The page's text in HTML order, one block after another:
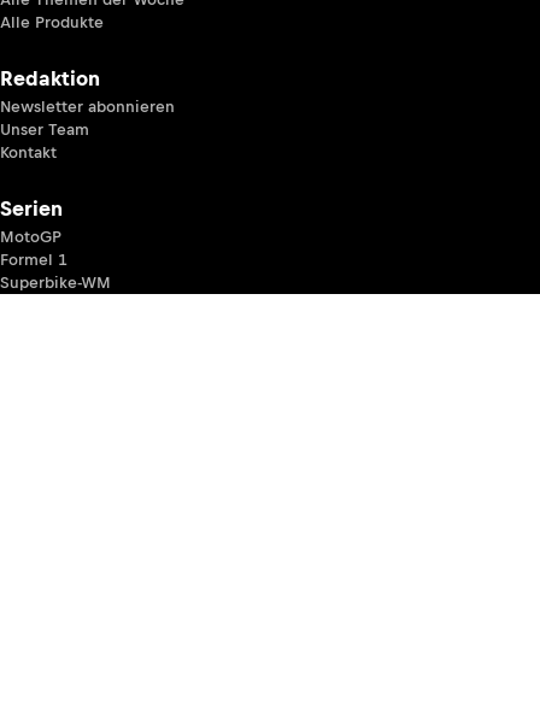
Alle Produkte
Redaktion
Newsletter abonnieren
Unser Team
Kontakt
Serien
MotoGP
Formel 1
Superbike-WM